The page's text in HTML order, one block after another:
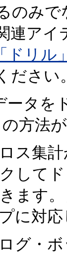
のみ
連ア
ドリ
ださい
ータ
方法
ス集
して
ます
に対
グ・